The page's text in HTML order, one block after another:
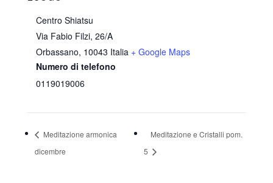
Centro Shiatsu
Via Fabio Filzi, 26/A
Orbassano, 10043 Italia + Google Maps
Numero di telefono
0119019006
Meditazione armonica
dicembre
Meditazione e Cristalli pom.
5